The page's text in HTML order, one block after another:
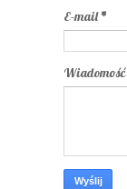
E-mail*
Wiadomość